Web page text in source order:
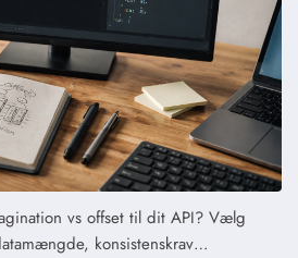
vs offset til dit API? Vælg
konsistenskrav…